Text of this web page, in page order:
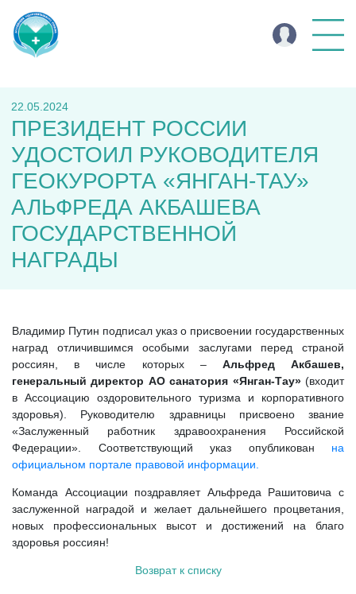
22.05.2024
ПРЕЗИДЕНТ РОССИИ
УДОСТОИЛ РУКОВОДИТЕЛЯ
ГЕОКУРОРТА «ЯНГАН-ТАУ»
АЛЬФРЕДА АКБАШЕВА
ГОСУДАРСТВЕННОЙ
НАГРАДЫ
Владимир Путин подписал указ о присвоении государственных
наград отличившимся особыми заслугами перед страной
россиян, в числе которых –Альфред Акбашев,
генеральный директор АО санатория «Янган-Тау» (входит
в Ассоциацию оздоровительного туризма и корпоративного
здоровья). Руководителю здравницы присвоено звание
«Заслуженный работник здравоохранения Российской
Федерации». Соответствующий указ опубликован на
официальном портале правовой информации.
Команда Ассоциации поздравляет Альфреда Рашитовича с
заслуженной наградой и желает дальнейшего процветания,
новых профессиональных высот и достижений на благо
здоровья россиян!
Возврат к списку